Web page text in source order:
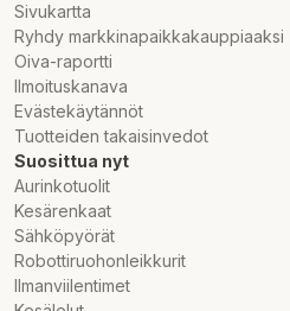
Sivukartta
Ryhdy markkinapaikkakauppiaaksi
Oiva-raportti
Ilmoituskanava
Evästekäytännöt
Tuotteiden takaisinvedot
Suosittua nyt
Aurinkotuolit
Kesärenkaat
Sähköpyörät
Robottiruohonleikkurit
Ilmanviilentimet